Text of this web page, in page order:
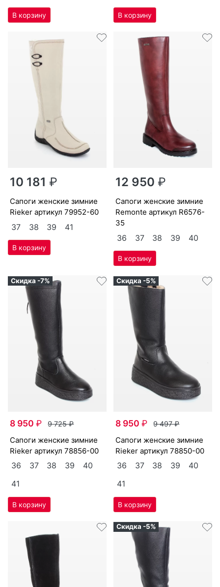
10 181₽
са­поги женс­кие зим­ние
Ri­eker артикул79952-60
37 38 39 41
12 950₽
са­поги женс­кие зим­ние
Re­mon­te артикул R6576-
35
36 37 38 39 40
Скидка -7%
8 950₽ 9 725₽
са­поги женс­кие зим­ние
Ri­eker артикул78856-00
36 37 38 39
40
41
Скидка -5%
8 950₽ 9 497₽
са­поги женс­кие зим­ние
Ri­eker артикул78850-00
36 37 38 39
40
41
Скидка -5%